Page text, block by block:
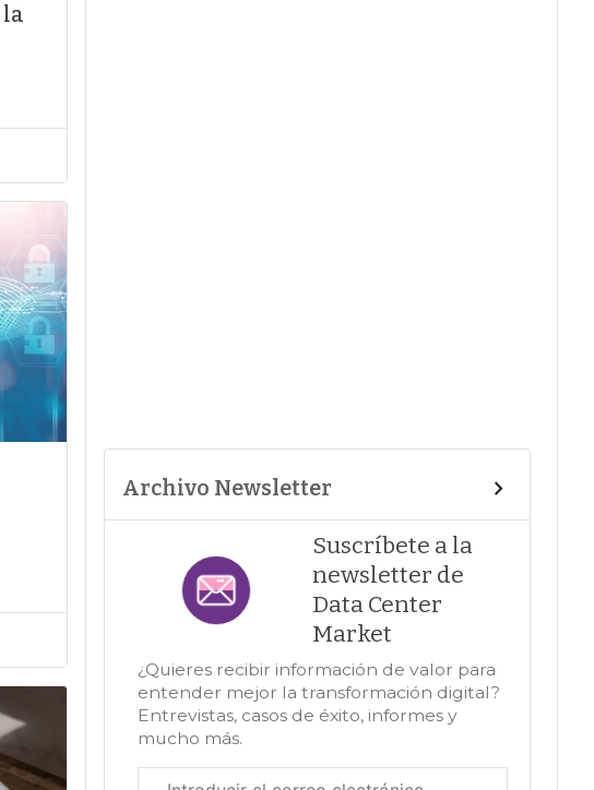
Archivo Newsletter
Suscríbete a la
newsletter de
Data Center
Market
¿Quieres recibir información de valor para
entender mejor la transformación digital?
Entrevistas, casos de éxito, informes y
mucho más.